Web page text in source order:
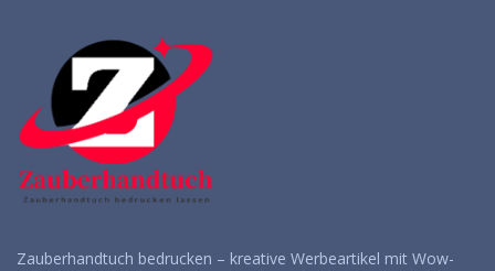
Zauberhandtuch bedrucken – kreative Werbeartikel mit Wow-